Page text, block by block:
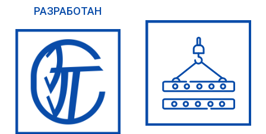
РАЗРАБОТАН